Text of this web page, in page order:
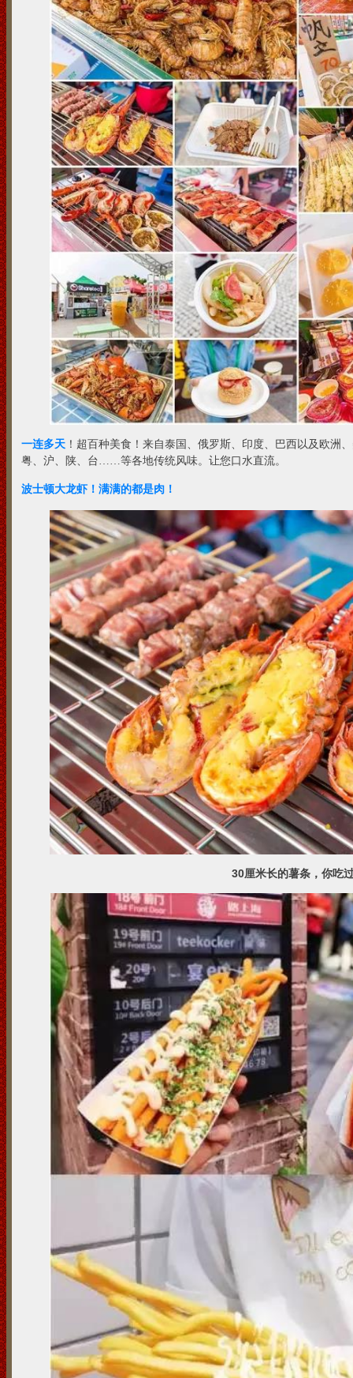
一连多天！超百种美食！来自泰国、俄罗斯、印度、巴西以及欧洲
粤、沪、陕、台……等各地传统风味。让您口水直流。
波士顿大龙虾！满满的都是肉！
30厘米长的薯条，你吃